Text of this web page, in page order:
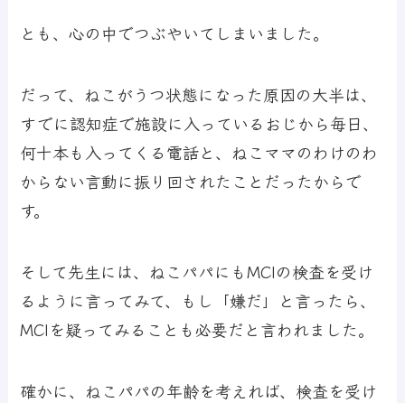
とも、心の中でつぶやいてしまいました。
だって、ねこがうつ状態になった原因の大半は、
すでに認知症で施設に入っているおじから毎日、
何十本も入ってくる電話と、ねこママのわけのわ
からない言動に振り回されたことだったからで
す。
そして先生には、ねこパパにもMCIの検査を受け
るように言ってみて、もし「嫌だ」と言ったら、
MCIを疑ってみることも必要だと言われました。
確かに、ねこパパの年齢を考えれば、検査を受け